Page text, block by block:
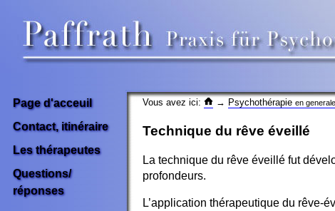
Page d'acceuil
Contact, itinéraire
Les thérapeutes
Questions/
réponses
Vous avez ici: → Psychothérapie en generale
Technique du rêve éveillé
La technique du rêve éveillé fut
profondeurs.
L’application thérapeutique du rêve-